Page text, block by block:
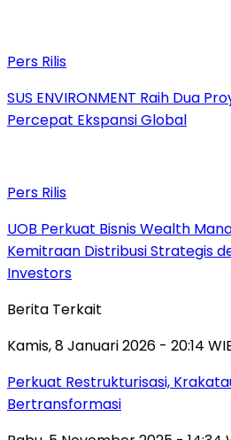
Pers Rilis
SUS ENVIRONMENT Raih Dua
Percepat Ekspansi Global
Pers Rilis
UOB Perkuat Bisnis Wealth
Kemitraan Distribusi Strategis
Investors
Berita Terkait
Kamis, 8 Januari 2026 - 20:14
Perkuat Restrukturisasi,
Bertransformasi